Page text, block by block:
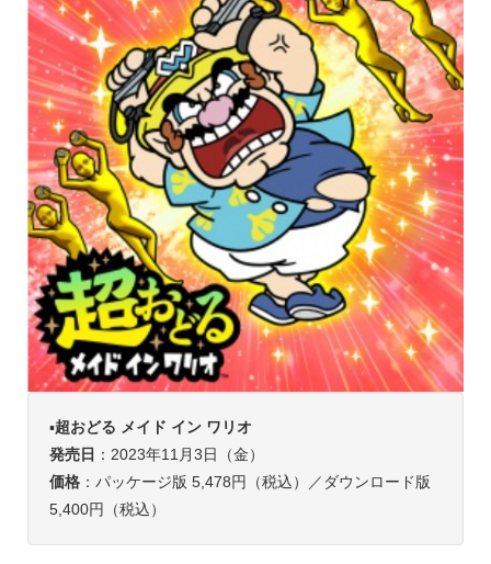
▪️超おどる メイド イン ワリオ
発売日 ：2023年11月3日（金）
価格：パッケージ版 5,478円（税込）／ダウンロード版
5,400円（税込）